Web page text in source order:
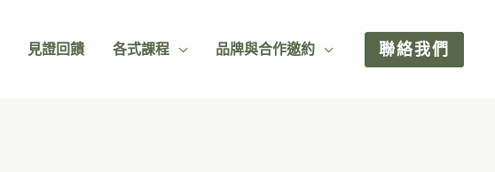
見證回饋 各式課程 品牌與合作邀約 聯絡我們